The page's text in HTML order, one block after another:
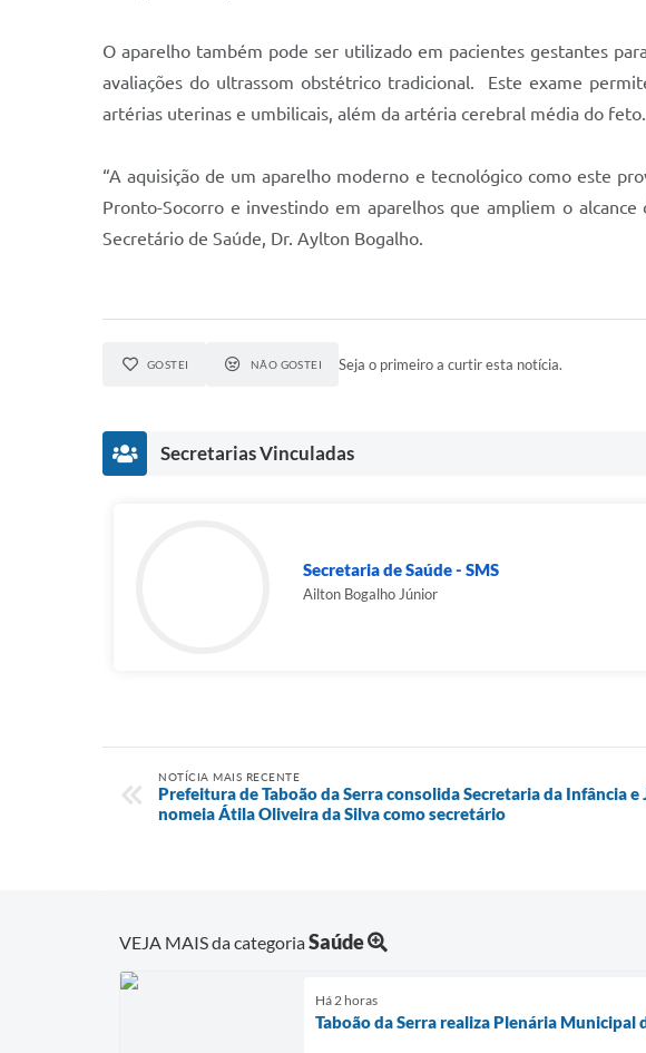
O aparelho também pode ser utilizado em pacientes gestantes
avaliações do ultrassom obstétrico tradicional. Este exame
artérias uterinas e umbilicais, além da artéria cerebral média do feto.
“A aquisição de um aparelho moderno e tecnológico como este
Pronto-Socorro e investindo em aparelhos que ampliem o
Secretário de Saúde, Dr. Aylton Bogalho.
GOSTEI NÃO GOSTEI Seja o primeiro a curtir esta notícia.
Secretarias Vinculadas
Secretaria de Saúde - SMS
Ailton Bogalho Júnior
NOTÍCIA MAIS RECENTE
Prefeitura de Taboão da Serra consolida Secretaria da Infância e
nomeia Átila Oliveira da Silva como secretário
VEJA MAIS da categoriaSaúde
Há 2 horas
Taboão da Serra realiza Plenária Municipal